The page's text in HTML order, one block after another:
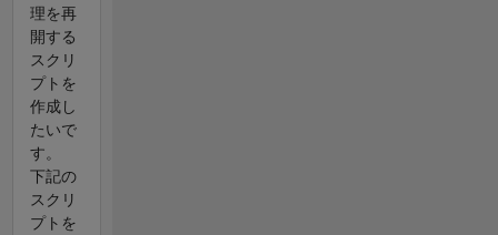
理を再
開する
スクリ
プトを
作成し
たいで
す。
下記の
スクリ
プトを